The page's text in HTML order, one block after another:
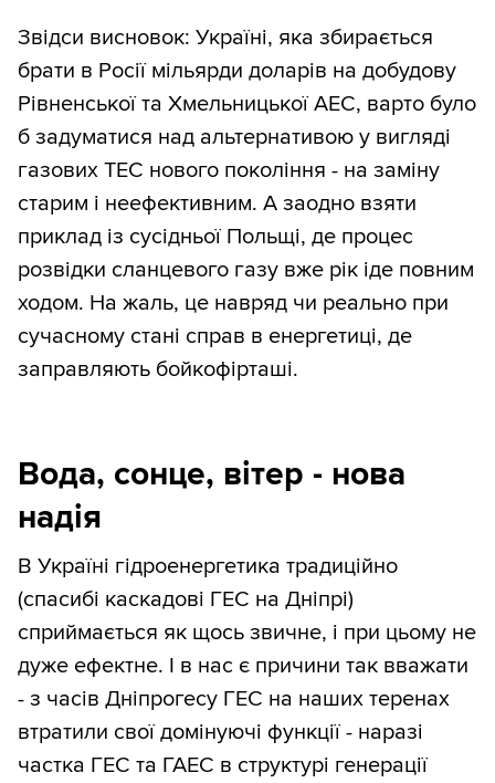
Звідси висновок: Україні, яка збирається
брати в Росії мільярди доларів на добудову
Рівненської та Хмельницької АЕС, варто було
б задуматися над альтернативою у вигляді
газових ТЕС нового покоління - на заміну
старим і неефективним. А заодно взяти
приклад із сусідньої Польщі, де процес
розвідки сланцевого газу вже рік іде повним
ходом. На жаль, це навряд чи реально при
сучасному стані справ в енергетиці, де
заправляють бойкофірташі.
Вода, сонце, вітер - нова
надія
В Україні гідроенергетика традиційно
(спасибі каскадові ГЕС на Дніпрі)
сприймається як щось звичне, і при цьому не
дуже ефектне. І в нас є причини так вважати
- з часів Дніпрогесу ГЕС на наших теренах
втратили свої домінуючі функції - наразі
частка ГЕС та ГАЕС в структурі генерації